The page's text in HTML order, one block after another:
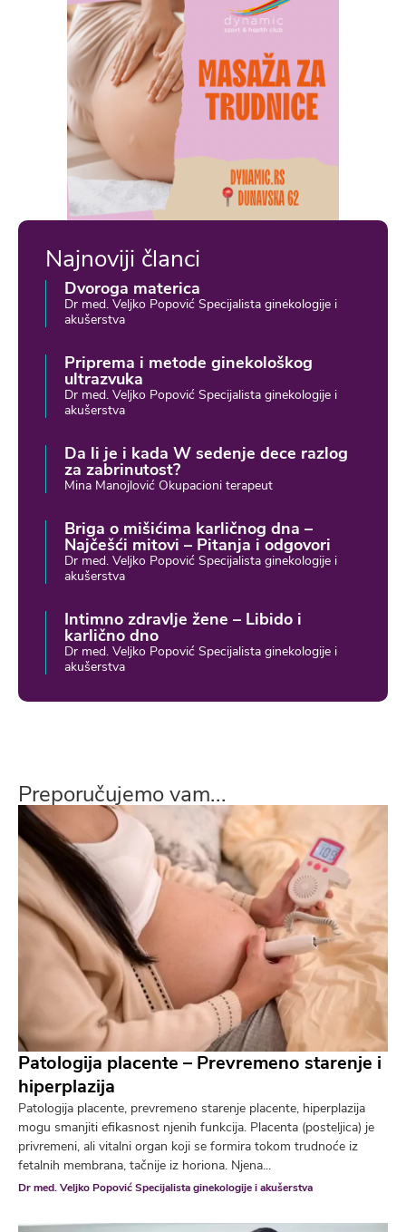
Najnoviji članci
Dvoroga materica
Dr med. Veljko Popović Specijalista ginekologije i
akušerstva
Priprema i metode ginekološkog
ultrazvuka
Dr med. Veljko Popović Specijalista ginekologije i
akušerstva
Da li je i kada W sedenje dece razlog
za zabrinutost?
Mina Manojlović Okupacioni terapeut
Briga o mišićima karličnog dna –
Najčešći mitovi – Pitanja i odgovori
Dr med. Veljko Popović Specijalista ginekologije i
akušerstva
Intimno zdravlje žene – Libido i
karlično dno
Dr med. Veljko Popović Specijalista ginekologije i
akušerstva
Preporučujemo vam...
Patologija placente – Prevremeno starenje i
hiperplazija
Patologija placente, prevremeno starenje placente, hiperplazija
mogu smanjiti efikasnost njenih funkcija. Placenta (posteljica) je
privremeni, ali vitalni organ koji se formira tokom trudnoće iz
fetalnih membrana, tačnije iz horiona. Njena...
Dr med. Veljko Popović Specijalista ginekologije i akušerstva